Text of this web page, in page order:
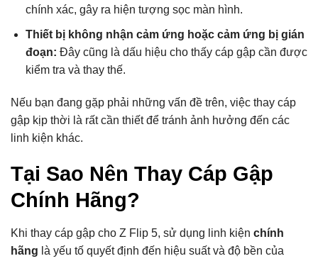
chính xác, gây ra hiện tượng sọc màn hình.
Thiết bị không nhận cảm ứng hoặc cảm ứng bị gián
đoạn: Đây cũng là dấu hiệu cho thấy cáp gập cần được
kiểm tra và thay thế.
Nếu bạn đang gặp phải những vấn đề trên, việc thay cáp
gập kịp thời là rất cần thiết để tránh ảnh hưởng đến các
linh kiện khác.
Tại Sao Nên Thay Cáp Gập
Chính Hãng?
Khi thay cáp gập cho Z Flip 5, sử dụng linh kiện chính
hãng là yếu tố quyết định đến hiệu suất và độ bền của